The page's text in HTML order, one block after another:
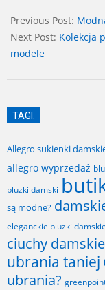
11-
14
Previous Post:
Next Post: Kolekcja
modele
TAGI:
Allegro sukienki
allegro wyprzedaż
bluzki damski
są modne?
eleganckie bluzki
ciuchy damskie
ubrania taniej
ubrania?